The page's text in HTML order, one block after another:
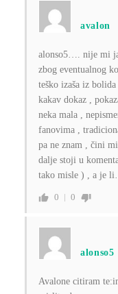
avalon
alonso5…. nije mi
zbog eventualnog
teško izaša iz
kakav dokaz ,
neka mala ,
fanovima ,
pa ne znam , čini
dalje stoji u
tako misle ) , a je li
0 0
alonso5
Avalone citiram